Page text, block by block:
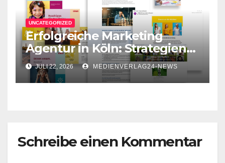
UNCATEGORIZED
Erfolgreiche Marketing
Agentur in Köln: Strategien
für Ihr Unternehmen
JULI 22, 2026 MEDIENVERLAG24-NEWS
Schreibe einen Kommentar